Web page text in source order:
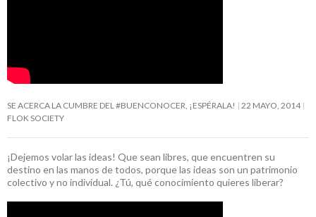
SE ACERCA LA CUMBRE DEL #BUENCONOCER, ¡ESPÉRALA!
22 MAYO, 2014
FLOK SOCIETY
¡Dejemos volar las ideas! Que sean libres, que encuentren su
destino en las manos de todos, porque las ideas son un patrimonio
colectivo y no individual. ¿Tú, qué conocimiento quieres liberar?